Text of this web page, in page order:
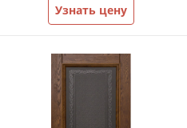
Узнать цену